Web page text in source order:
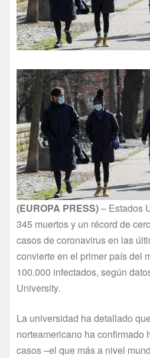
(EUROPA PRESS)– Estados
345 muertos y un récord de
casos de coronavirus en las
convierte en el primer país del
100.000 infectados, según
University.
La universidad ha detallado
norteamericano ha confirmado
casos –el que más a nivel